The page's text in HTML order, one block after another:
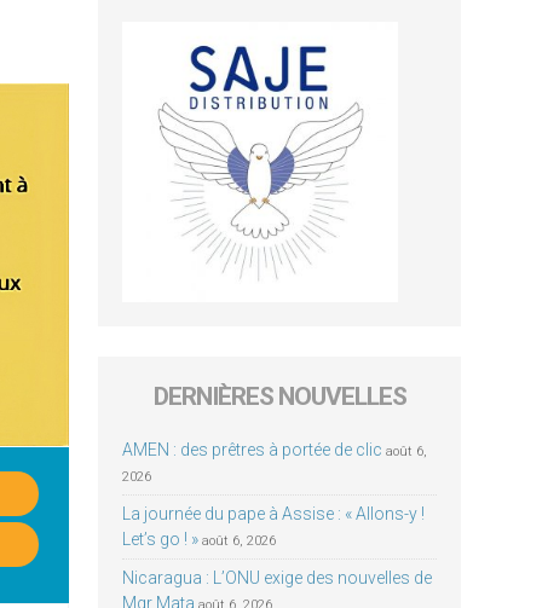
DERNIÈRES NOUVELLES
AMEN : des prêtres à portée de clic août 6,
2026
La journée du pape à Assise : « Allons-y !
Let’s go ! » août 6, 2026
Nicaragua : L’ONU exige des nouvelles de
Mgr Mata